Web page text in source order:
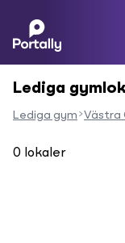
Lediga
Lediga gym Västra
0 lokaler